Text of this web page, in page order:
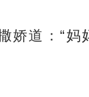
娇道：“